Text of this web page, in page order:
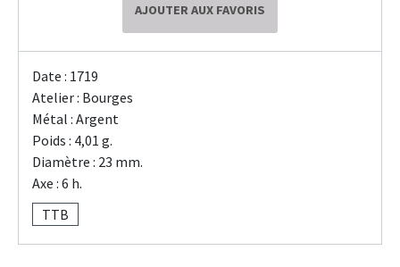
AJOUTER AUX FAVORIS
Date : 1719
Atelier : Bourges
Métal : Argent
Poids : 4,01 g.
Diamètre : 23 mm.
Axe : 6 h.
TTB